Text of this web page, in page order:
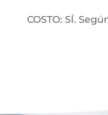
COSTO: SÍ.